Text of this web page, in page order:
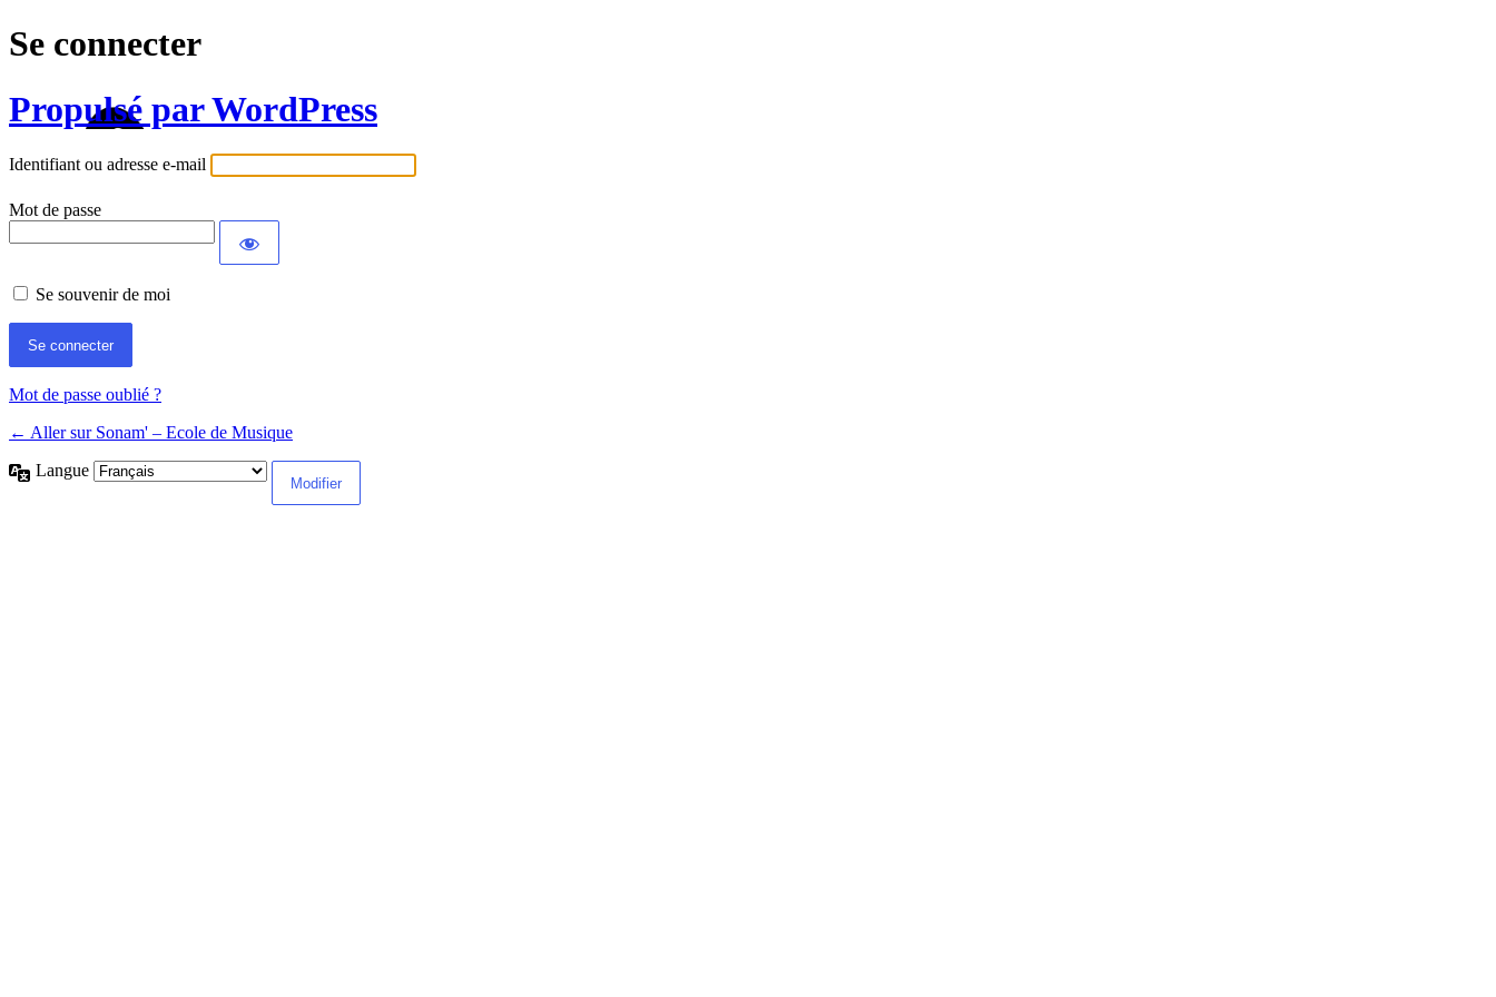
Se connecter
Propulsé par WordPress
Identifiant ou adresse e-mail
Mot de passe
Se souvenir de moi
Mot de passe oublié ?
← Aller sur Sonam' – Ecole de Musique
Langue